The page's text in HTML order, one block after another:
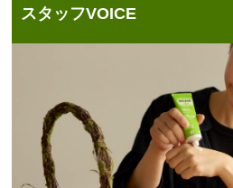
スタッフVOICE